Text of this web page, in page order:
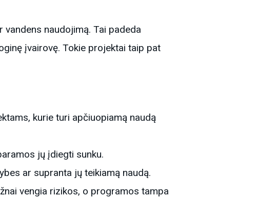
naudojimą. Tai padeda
įvairovę. Tokie projektai taip pat
kurie turi apčiuopiamą naudą
jų įdiegti sunku.
ar supranta jų teikiamą naudą.
vengia rizikos, o programos tampa